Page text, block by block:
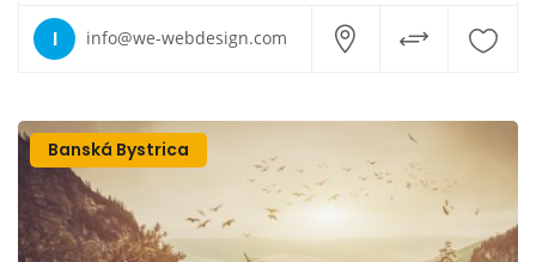
I info@we-webdesign.com
Banská Bystrica